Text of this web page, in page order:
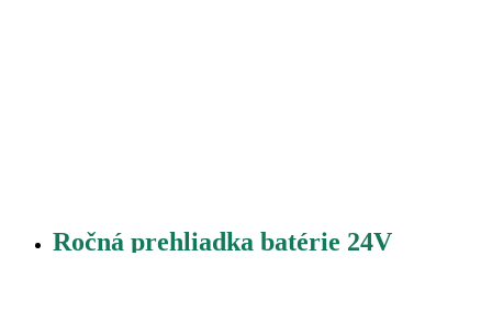
Ročná prehliadka batérie 24V